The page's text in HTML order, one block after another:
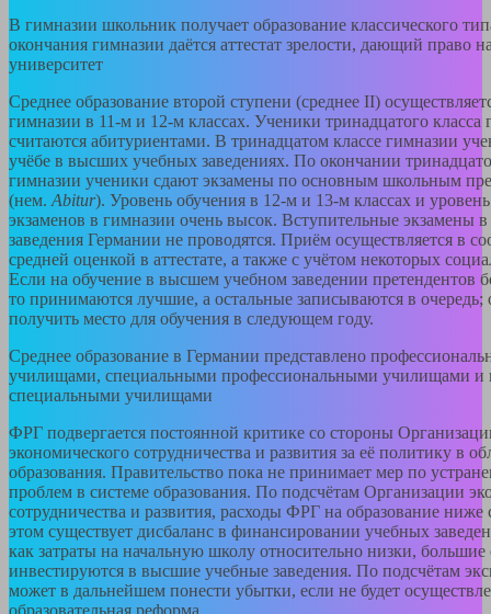
В гимназии школьник получает образование классического
окончания гимназии даётся аттестат зрелости, дающий право
университет
Среднее образование второй ступени (среднее II)
гимназии в 11-м и 12-м классах. Ученики тринадцатого класса
считаются абитуриентами. В тринадцатом классе гимназии
учёбе в высших учебных заведениях. По окончании
гимназии ученики сдают экзамены по основным школьным
(нем. Abitur). Уровень обучения в 12-м и 13-м классах и
экзаменов в гимназии очень высок. Вступительные экзамены
заведения Германии не проводятся. Приём осуществляется в
средней оценкой в аттестате, а также с учётом некоторых
Если на обучение в высшем учебном заведении претендентов
то принимаются лучшие, а остальные записываются в очередь;
получить место для обучения в следующем году.
Среднее образование в Германии представлено
училищами, специальными профессиональными училищами
специальными училищами
ФРГ подвергается постоянной критике со стороны
экономического сотрудничества и развития за её политику в
образования. Правительство пока не принимает мер по
проблем в системе образования. По подсчётам Организации
сотрудничества и развития, расходы ФРГ на образование ниже
этом существует дисбаланс в финансировании учебных
как затраты на начальную школу относительно низки, большие
инвестируются в высшие учебные заведения. По подсчётам
может в дальнейшем понести убытки, если не будет
образовательная реформа.